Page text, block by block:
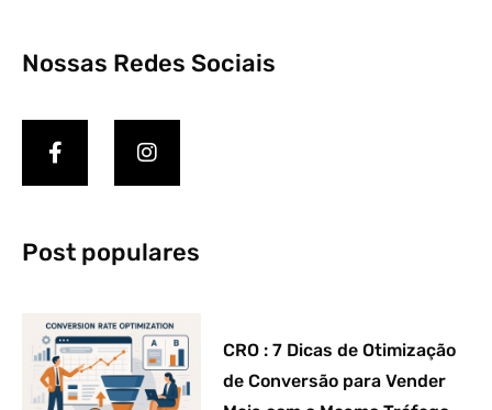
Nossas Redes Sociais
Post populares
CRO : 7 Dicas de Otimização
de Conversão para Vender